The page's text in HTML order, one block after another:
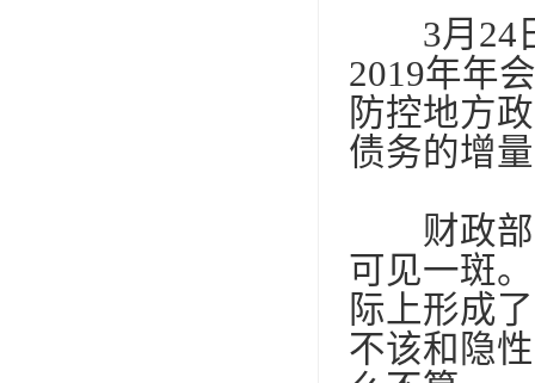
3月 24
2019年年
防控地方
债务的增
财政部
可见一斑
际上形成
不该和隐